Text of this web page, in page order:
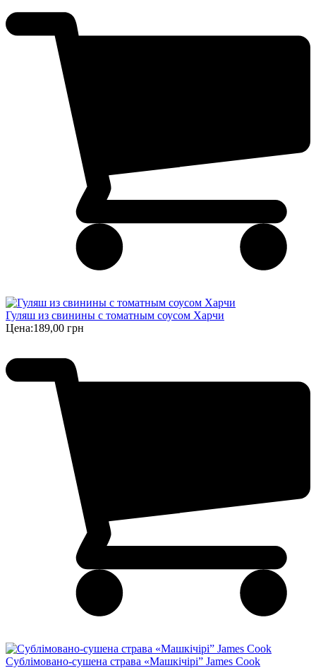
Гуляш из свинины с томатным соусом Харчи
Цена:189,00 грн
Сублімовано-сушена страва «Машкічірі” James Cook